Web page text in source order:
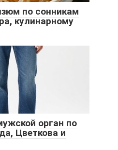
по сонникам
кулинарному
орган по
Цветкова и